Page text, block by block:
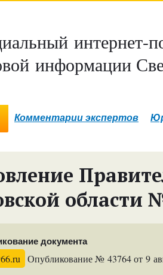
интернет-
информации
Комментарии экспертов
области
документа
Опубликование № 43764 от 9